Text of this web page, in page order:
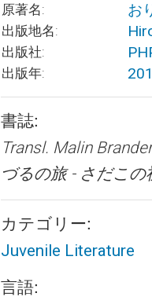
原著名: お
出版地名:
出版社:
出版年:
書誌:
Transl. Malin
づるの旅 - さだこ
カテゴリー:
Juvenile Literature
言語: